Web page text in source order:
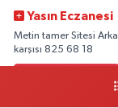
Yasın Eczanesi
Metin tamer Sitesi
karşısı 825 68 18